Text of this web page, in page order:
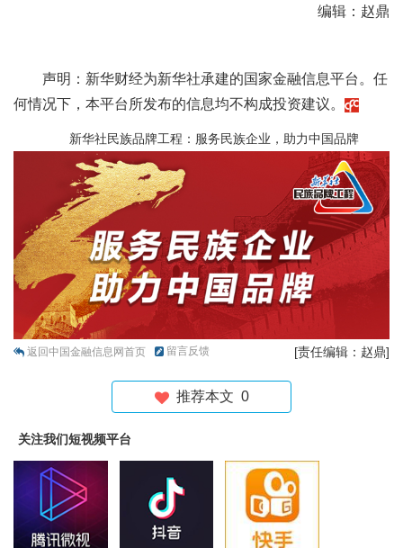
编辑：赵鼎
声明：新华财经为新华社承建的国家金融信息平台。任
何情况下，本平台所发布的信息均不构成投资建议。
新华社民族品牌工程：服务民族企业，助力中国品牌
返回中国金融信息网首页 留言反馈 [责任编辑：赵鼎]
推荐本文 0
关注我们短视频平台